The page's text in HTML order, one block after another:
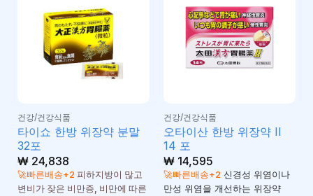
건강/건강식품
타이쇼 한방 위장약 분말
32포
₩24,838
🚀빠른배송+2 피하지방이 많고
변비가 잦은 비만증, 비만에 따른
건강/건강식품
오타이산 한방 위장약 II
14 포
₩14,595
🚀빠른배송+2 신경성 위염이나
만성 위염을 개선하는 위장약